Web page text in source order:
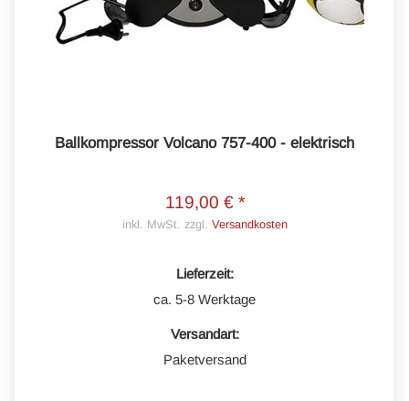
Ballkompressor Volcano 757-400 - elektrisch
119,00 € *
inkl. MwSt. zzgl. Versandkosten
Lieferzeit:
ca. 5-8 Werktage
Versandart:
Paketversand